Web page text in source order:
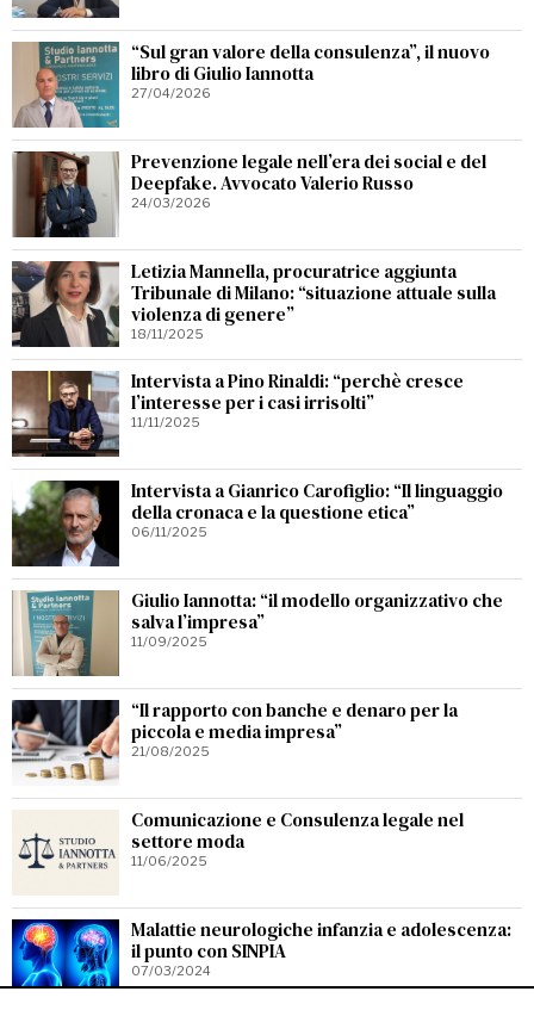
“Sul gran valore della consulenza”, il nuovo
libro di Giulio Iannotta
27/04/2026
Prevenzione legale nell’era dei social e del
Deepfake. Avvocato Valerio Russo
24/03/2026
Letizia Mannella, procuratrice aggiunta
Tribunale di Milano: “situazione attuale sulla
violenza di genere”
18/11/2025
Intervista a Pino Rinaldi: “perchè cresce
l’interesse per i casi irrisolti”
11/11/2025
Intervista a Gianrico Carofiglio: “Il linguaggio
della cronaca e la questione etica”
06/11/2025
Giulio Iannotta: “il modello organizzativo che
salva l’impresa”
11/09/2025
“Il rapporto con banche e denaro per la
piccola e media impresa”
21/08/2025
Comunicazione e Consulenza legale nel
settore moda
11/06/2025
Malattie neurologiche infanzia e adolescenza:
il punto con SINPIA
07/03/2024